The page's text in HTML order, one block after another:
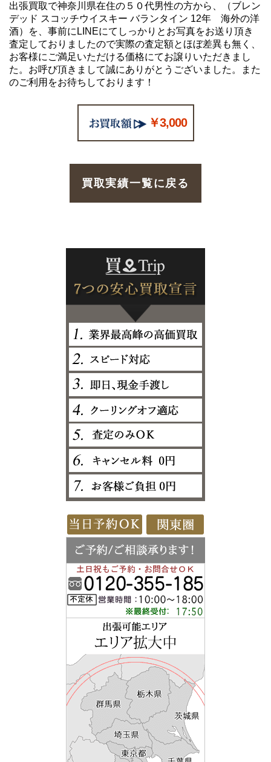
出張買取で神奈川県在住の５０代男性の方から、（ブレン
デッド スコッチウイスキー バランタイン 12年 海外の洋
酒）を、事前にLINEにてしっかりとお写真をお送り頂き
査定しておりましたので実際の査定額とほぼ差異も無く、
お客様にご満足いただける価格にてお譲りいただきまし
た。お呼び頂きまして誠にありがとうございました。また
のご利用をお待ちしております！
￥3,000
買取実績一覧に戻る